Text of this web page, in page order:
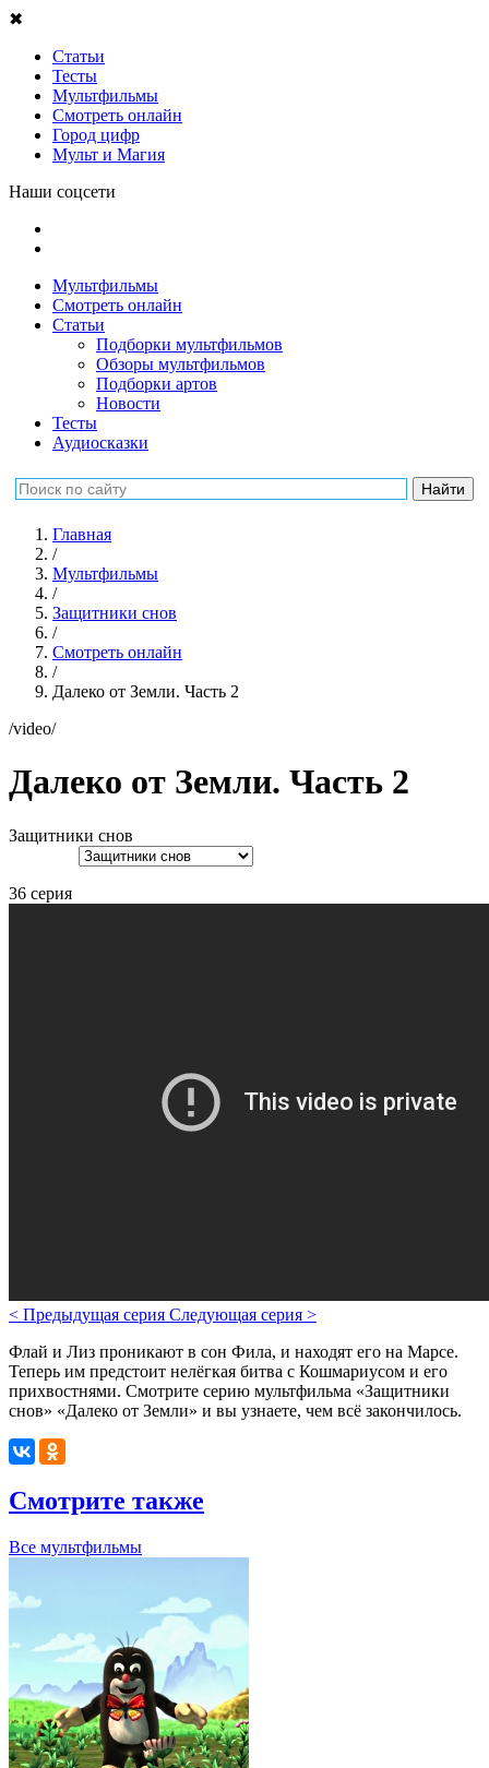
✖
Статьи
Тесты
Мультфильмы
Смотреть онлайн
Город цифр
Мульт и Магия
Наши соцсети
Мультфильмы
Смотреть онлайн
Статьи
Подборки мультфильмов
Обзоры мультфильмов
Подборки артов
Новости
Тесты
Аудиосказки
Главная
/
Мультфильмы
/
Защитники снов
/
Смотреть онлайн
/
Далеко от Земли. Часть 2
/video/
Далеко от Земли. Часть 2
Защитники снов
36 серия
< Предыдущая серия Следующая серия >
Флай и Лиз проникают в сон Фила, и находят его на Марсе.
Теперь им предстоит нелёгкая битва с Кошмариусом и его
прихвостнями. Смотрите серию мультфильма «Защитники
снов» «Далеко от Земли» и вы узнаете, чем всё закончилось.
Смотрите также
Все мультфильмы